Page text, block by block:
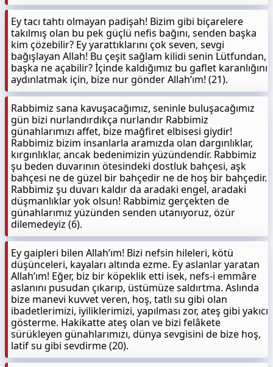
Ey tacı tahtı olmayan padişah! Bizim gibi biçarelere
takılmış olan bu pek güçlü nefis bağını, senden başka
kim çözebilir? Ey yarattıklarını çok seven, sevgi
bağışlayan Allah! Bu çeşit sağlam kilidi senin Lütfundan,
başka ne açabilir? İçinde kaldığımız bu gaflet karanlığını
aydınlatmak için, bize nur gönder Allah’ım! (21).
Rabbimiz sana kavuşacağımız, seninle buluşacağımız
gün bizi nurlandırdıkça nurlandır Rabbimiz
günahlarımızı affet, bize mağfiret elbisesi giydir!
Rabbimiz bizim insanlarla aramızda olan dargınlıklar,
kırgınlıklar, ancak bedenimizin yüzündendir. Rabbimiz
şu beden duvarının ötesindeki dostluk bahçesi, aşk
bahçesi ne de güzel bir bahçedir ne de hoş bir bahçedir.
Rabbimiz şu duvarı kaldır da aradaki engel, aradaki
düşmanlıklar yok olsun! Rabbimiz gerçekten de
günahlarımız yüzünden senden utanıyoruz, özür
dilemedeyiz (6).
Ey gaipleri bilen Allah’ım! Bizi nefsin hileleri, kötü
düşünceleri, kayaları altında ezme. Ey aslanlar yaratan
Allah’ım! Eğer, biz bir köpeklik etti isek, nefs-i emmâre
aslanını pusudan çıkarıp, üstümüze saldırtma. Aslında
bize manevi kuvvet veren, hoş, tatlı su gibi olan
ibadetlerimizi, iyiliklerimizi, yapılması zor, ateş gibi yakıcı
gösterme. Hakikatte ateş olan ve bizi felâkete
sürükleyen günahlarımızı, dünya sevgisini de bize hoş,
latif su gibi sevdirme (20).